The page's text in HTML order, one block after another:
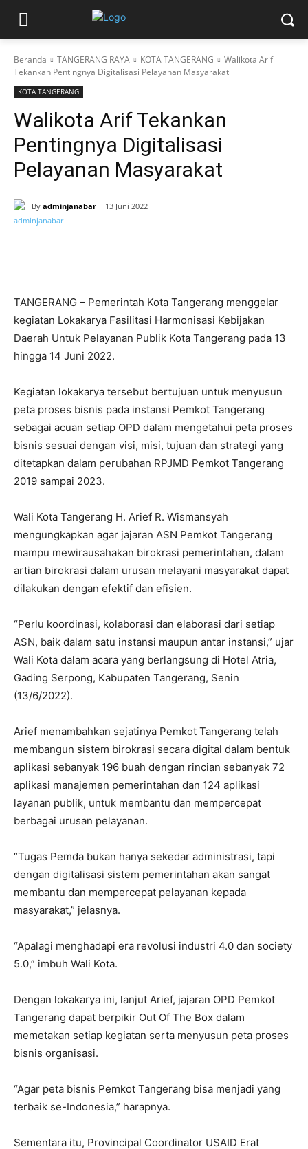
Beranda TANGERANG RAYA KOTA TANGERANG
Walikota Arif
Tekankan Pentingnya Digitalisasi Pelayanan Masyarakat
KOTA TANGERANG
Walikota Arif Tekankan
Pentingnya Digitalisasi
Pelayanan Masyarakat
By adminjanabar 13 Juni 2022
TANGERANG – Pemerintah Kota Tangerang menggelar
kegiatan Lokakarya Fasilitasi Harmonisasi Kebijakan
Daerah Untuk Pelayanan Publik Kota Tangerang pada 13
hingga 14 Juni 2022.
Kegiatan lokakarya tersebut bertujuan untuk menyusun
peta proses bisnis pada instansi Pemkot Tangerang
sebagai acuan setiap OPD dalam mengetahui peta proses
bisnis sesuai dengan visi, misi, tujuan dan strategi yang
ditetapkan dalam perubahan RPJMD Pemkot Tangerang
2019 sampai 2023.
Wali Kota Tangerang H. Arief R. Wismansyah
mengungkapkan agar jajaran ASN Pemkot Tangerang
mampu mewirausahakan birokrasi pemerintahan, dalam
artian birokrasi dalam urusan melayani masyarakat dapat
dilakukan dengan efektif dan efisien.
“Perlu koordinasi, kolaborasi dan elaborasi dari setiap
ASN, baik dalam satu instansi maupun antar instansi,” ujar
Wali Kota dalam acara yang berlangsung di Hotel Atria,
Gading Serpong, Kabupaten Tangerang, Senin
(13/6/2022).
Arief menambahkan sejatinya Pemkot Tangerang telah
membangun sistem birokrasi secara digital dalam bentuk
aplikasi sebanyak 196 buah dengan rincian sebanyak 72
aplikasi manajemen pemerintahan dan 124 aplikasi
layanan publik, untuk membantu dan mempercepat
berbagai urusan pelayanan.
“Tugas Pemda bukan hanya sekedar administrasi, tapi
dengan digitalisasi sistem pemerintahan akan sangat
membantu dan mempercepat pelayanan kepada
masyarakat,” jelasnya.
“Apalagi menghadapi era revolusi industri 4.0 dan society
5.0,” imbuh Wali Kota.
Dengan lokakarya ini, lanjut Arief, jajaran OPD Pemkot
Tangerang dapat berpikir Out Of The Box dalam
memetakan setiap kegiatan serta menyusun peta proses
bisnis organisasi.
“Agar peta bisnis Pemkot Tangerang bisa menjadi yang
terbaik se-Indonesia,” harapnya.
Sementara itu, Provincipal Coordinator USAID Erat